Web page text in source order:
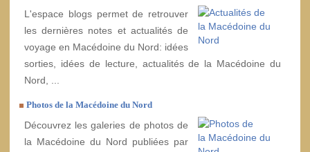
L'espace blogs permet de retrouver
les dernières notes et actualités de
voyage en Macédoine du Nord: idées
sorties, idées de lecture, actualités de la Macédoine du
Nord, ...
Photos de la Macédoine du Nord
Découvrez les galeries de photos de
la Macédoine du Nord publiées par